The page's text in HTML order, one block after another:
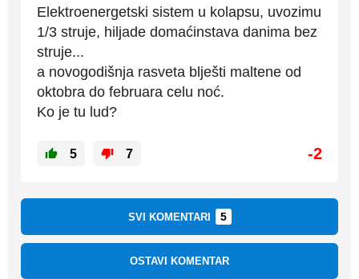
Elektroenergetski sistem u kolapsu, uvozimu
1/3 struje, hiljade domaćinstava danima bez
struje...
a novogodišnja rasveta blješti maltene od
oktobra do februara celu noć.
Ko je tu lud?
5 7 -2
SVI KOMENTARI 5
OSTAVI KOMENTAR